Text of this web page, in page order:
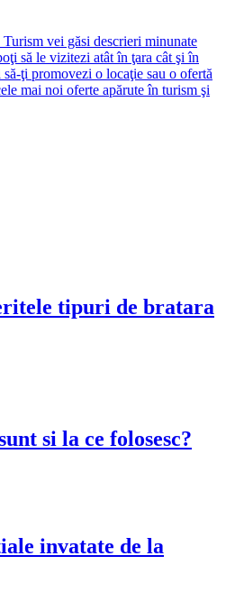
vei găsi descrieri minunate
să le vizitezi atât în ţara cât şi în
ţi promovezi o locaţie sau o ofertă
mai noi oferte apărute în turism şi
tipuri de bratara
si la ce folosesc?
invatate de la